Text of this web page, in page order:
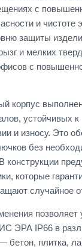
с
и чистоте
защиты
и мелких
с
корпус
устойчивых
и износу. Это
без
конструкции
которые
случайное
позволяет
ЭРА IP66 в
бетон, плитка,